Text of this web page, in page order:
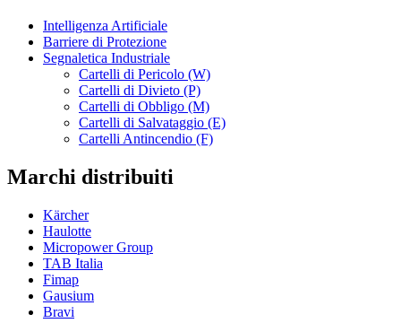
Intelligenza Artificiale
Barriere di Protezione
Segnaletica Industriale
Cartelli di Pericolo (W)
Cartelli di Divieto (P)
Cartelli di Obbligo (M)
Cartelli di Salvataggio (E)
Cartelli Antincendio (F)
Marchi distribuiti
Kärcher
Haulotte
Micropower Group
TAB Italia
Fimap
Gausium
Bravi